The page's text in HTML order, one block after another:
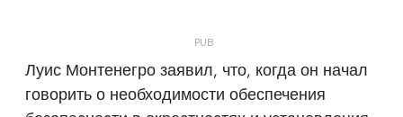
Луис Монтенегро заявил, что, когда он начал
говорить о необходимости обеспечения